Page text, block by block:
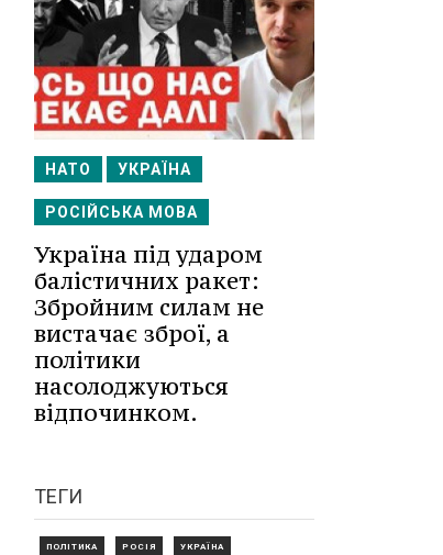
НАТО УКРАЇНА
РОСІЙСЬКА МОВА
Україна під ударом
балістичних ракет:
Збройним силам не
вистачає зброї, а
політики
насолоджуються
відпочинком.
ТЕГИ
ПОЛІТИКА РОСІЯ УКРАЇНА